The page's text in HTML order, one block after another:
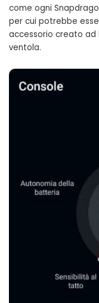
come ogni
per cui potrebbe
accessorio creato ad
ventola.